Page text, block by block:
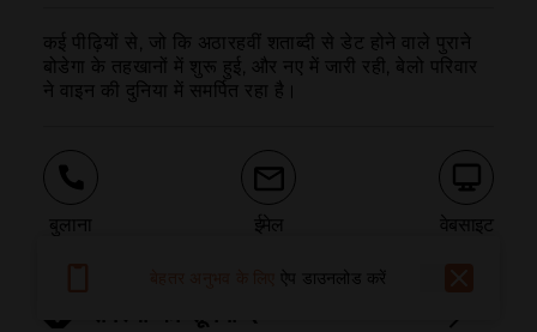
कई पीढ़ियों से, जो कि अठारहवीं शताब्दी से डेट होने वाले पुराने
बोडेगा के तहखानों में शुरू हुई, और नए में जारी रही, बेलो परिवार
ने वाइन की दुनिया में समर्पित रहा है।
बुलाना ईमेल वेबसाइट
समस्या की सूचना दें
ऐप डाउनलोड करें